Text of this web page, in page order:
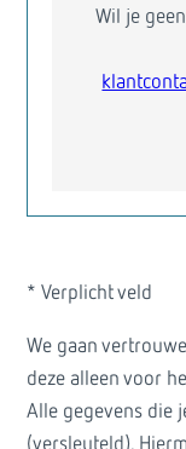
Wil je
* Verplicht veld
We gaan
deze alleen voor
Alle gegevens die
(versleuteld).